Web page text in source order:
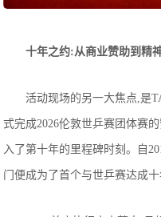
十年之约:从商业赞助到精
活动现场的另一大焦点,是
式完成2026伦敦世乒赛团体赛
入了第十年的里程碑时刻。自
门便成为了首个与世乒赛达成